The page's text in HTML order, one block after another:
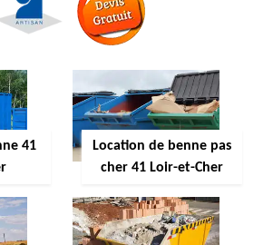
41
Location de benne pas
cher 41 Loir-et-Cher